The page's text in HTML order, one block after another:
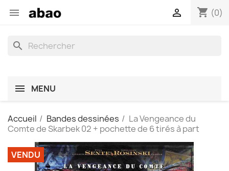
 shopping_cart (0)

search
MENU
Accueil Bandes dessinées
La Vengeance du
Comte de Skarbek 02 + pochette de 6 tirés à part
VENDU